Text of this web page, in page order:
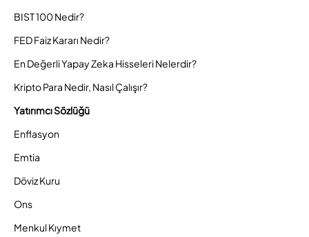
BIST 100 Nedir?
FED Faiz Kararı Nedir?
En Değerli Yapay Zeka Hisseleri Nelerdir?
Kripto Para Nedir, Nasıl Çalışır?
Yatırımcı Sözlüğü
Enflasyon
Emtia
Döviz Kuru
Ons
Menkul Kıymet